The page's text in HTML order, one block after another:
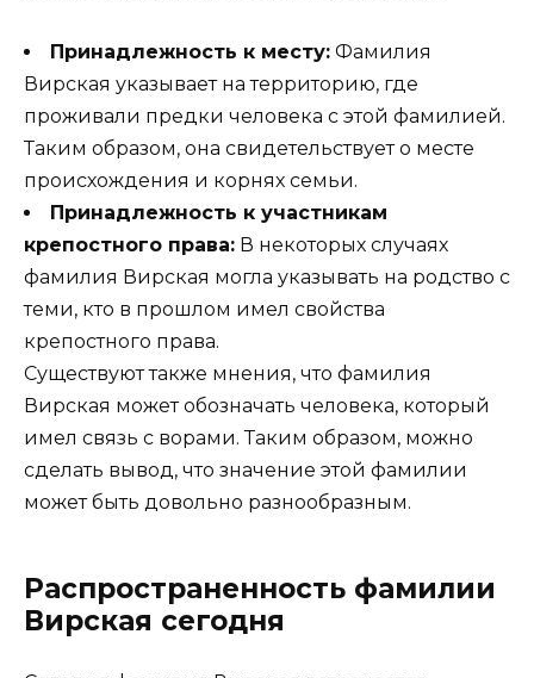
Принадлежность к месту: Фамилия
Вирская указывает на территорию, где
проживали предки человека с этой фамилией.
Таким образом, она свидетельствует о месте
происхождения и корнях семьи.
Принадлежность к участникам
крепостного права: В некоторых случаях
фамилия Вирская могла указывать на родство с
теми, кто в прошлом имел свойства
крепостного права.
Существуют также мнения, что фамилия
Вирская может обозначать человека, который
имел связь с ворами. Таким образом, можно
сделать вывод, что значение этой фамилии
может быть довольно разнообразным.
Распространенность фамилии
Вирская сегодня